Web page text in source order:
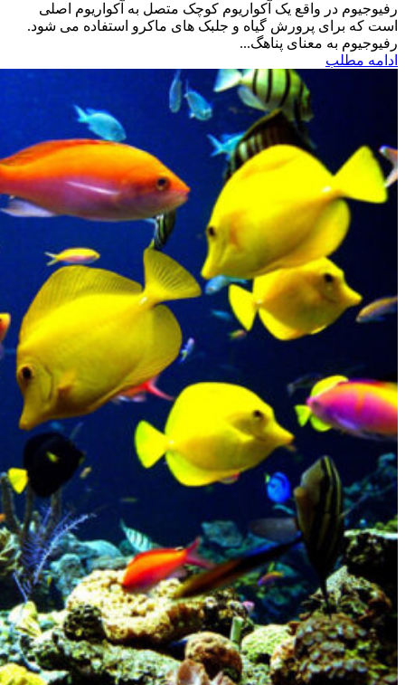
رفیوجیوم در واقع یک آکواریوم کوچک متصل به آکواریوم اصلی
است که برای پرورش گیاه و جلبک های ماکرو استفاده می شود.
رفیوجیوم به معنای پناهگ...
ادامه مطلب